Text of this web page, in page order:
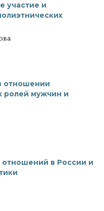
участие и
отношении
ролей мужчин и
в России и